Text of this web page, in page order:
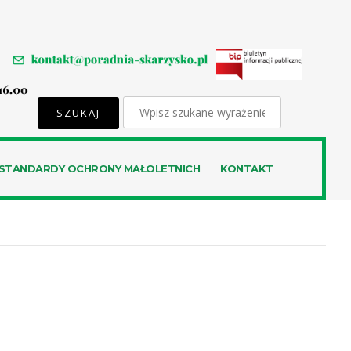
STANDARDY OCHRONY MAŁOLETNICH KONTAKT